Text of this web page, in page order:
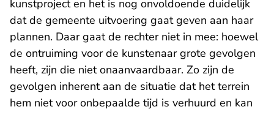
kunstproject en het is nog onvoldoende duidelijk
dat de gemeente uitvoering gaat geven aan haar
plannen. Daar gaat de rechter niet in mee: hoewel
de ontruiming voor de kunstenaar grote gevolgen
heeft, zijn die niet onaanvaardbaar. Zo zijn de
gevolgen inherent aan de situatie dat het terrein
hem niet voor onbepaalde tijd is verhuurd en kan